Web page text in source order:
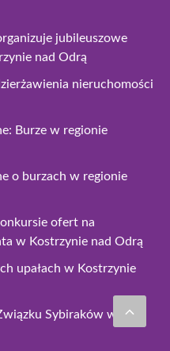
jubileuszowe
nad Odrą
nieruchomości
Burze w regionie
o burzach w regionie
ofert na
w Kostrzynie nad Odrą
upałach w Kostrzynie
Sybiraków w